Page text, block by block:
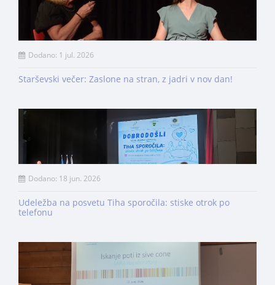
Dodano: 1 jul. 2026
Starševski večer: Zaslone na stran, z jadri v nov dan!
Dodano: 18 jun. 2026
Udeležba na posvetu Tiha sporočila: stiske otrok po
telefonu